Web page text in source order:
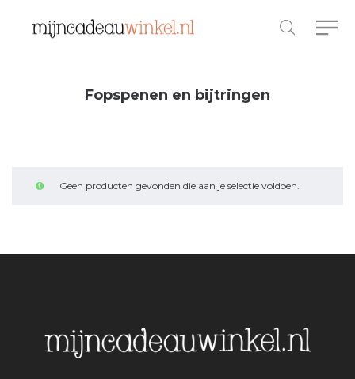
Fopspenen en bijtringen
Geen producten gevonden die aan je selectie voldoen.